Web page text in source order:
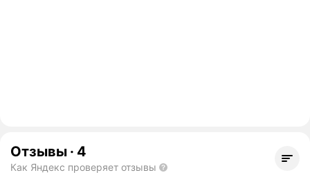
Отзывы · 4
Как Яндекс проверяет отзывы